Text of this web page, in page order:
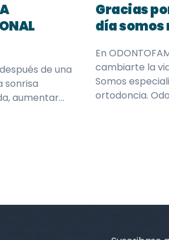
de una
sonrisa
aumentar…
Gracias
día somos
En
cambiarte la
Somos
ortodoncia.